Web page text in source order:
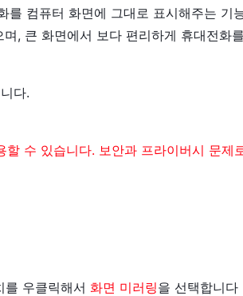
를 컴퓨터 화면에 그대로 표시해주는 기
, 큰 화면에서 보다 편리하게 휴대전화
다.
수 있습니다. 보안과 프라이버시 문제
우클릭해서 화면 미러링을 선택합니다